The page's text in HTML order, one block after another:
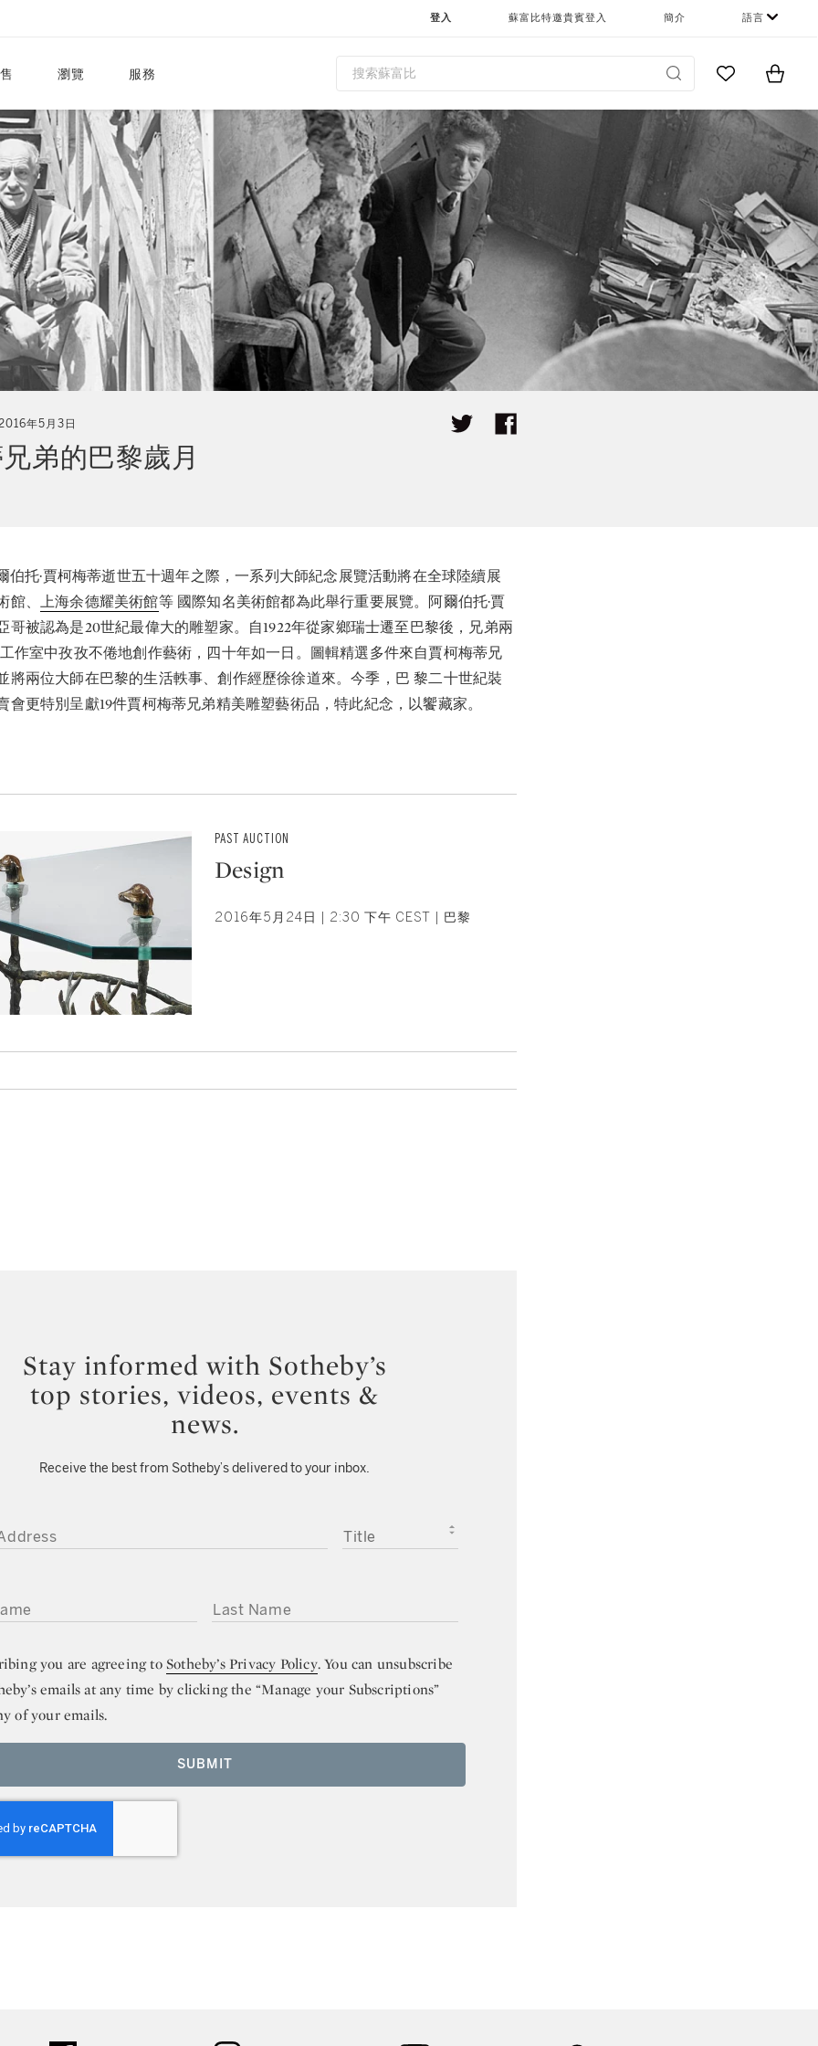
瀏覽 服務
登入 蘇富比特邀貴賓登入 簡介 語言
Go to MyItems
年5月3日
弟的巴黎歲月
伯托·賈柯梅蒂逝世五十週年之際，一系列大師紀念展覽活動將在全球陸續展
、 上海余德耀美術館等 國際知名美術館都為此舉行重要展覽。阿爾伯托·賈
哥被認為是20世紀最偉大的雕塑家。自1922年從家鄉瑞士遷至巴黎後，兄弟兩
作室中孜孜不倦地創作藝術，四十年如一日。圖輯精選多件來自賈柯梅蒂兄
將兩位大師在巴黎的生活軼事、創作經歷徐徐道來。今季，巴 黎二十世紀裝
會更特別呈獻19件賈柯梅蒂兄弟精美雕塑藝術品，特此紀念，以饗藏家。
PAST AUCTION
Design
2016年5月24日 | 2:30 下午 CEST | 巴黎
Stay informed with Sotheby’s
top stories, videos, events &
news.
Receive the best from Sotheby’s delivered to your inbox.
you are agreeing toSotheby’s Privacy Policy. You can unsubscribe
emails at any time by clicking the “Manage your Subscriptions”
of your emails.
SUBMIT